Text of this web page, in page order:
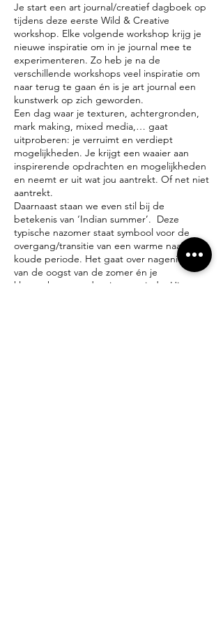
Je start een art journal/creatief dagboek op
tijdens deze eerste Wild & Creative
workshop. Elke volgende workshop krijg je
nieuwe inspiratie om in je journal mee te
experimenteren. Zo heb je na de
verschillende workshops veel inspiratie om
naar terug te gaan én is je art journal een
kunstwerk op zich geworden.
Een dag waar je texturen, achtergronden,
mark making, mixed media,… gaat
uitproberen: je verruimt en verdiept
mogelijkheden. Je krijgt een waaier aan
inspirerende opdrachten en mogelijkheden
en neemt er uit wat jou aantrekt. Of net niet
aantrekt.
Daarnaast staan we even stil bij de
betekenis van ‘Indian summer’. Deze
typische nazomer staat symbool voor de
overgang/transitie van een warme naar
koude periode. Het gaat over nagenieten
van de oogst van de zomer én je
klaarmaken voor de winterperiode. Hier